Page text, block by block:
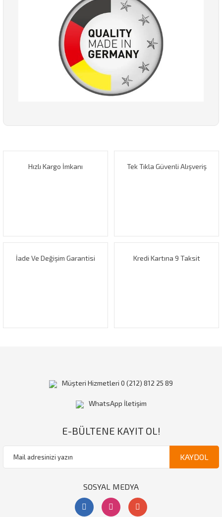
Görüş ve önerileriniz için teşekkür ederiz.
Hızlı Kargo İmkanı Tek Tıkla Güvenli Alışveriş
İade Ve Değişim Garantisi Kredi Kartına 9 Taksit
Müşteri Hizmetleri 0 (212) 812 25 89
WhatsApp İletişim
E-BÜLTENE KAYIT OL!
KAYDOL
SOSYAL MEDYA